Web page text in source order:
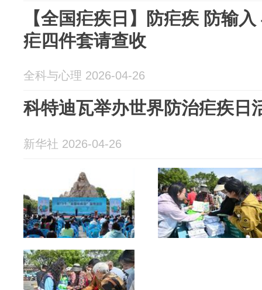
【全国疟疾日】防疟疾 防输
疟四件套请查收
全科与心理 2026-04-26
科特迪瓦举办世界防治疟疾日
新华社 2026-04-26